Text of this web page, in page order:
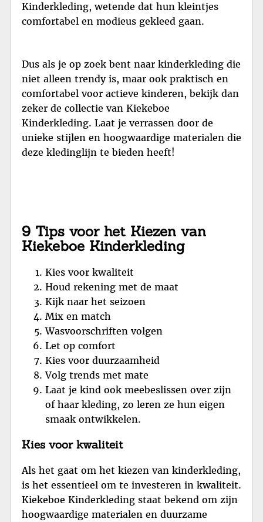
Kinderkleding, wetende dat hun kleintjes
comfortabel en modieus gekleed gaan.
Dus als je op zoek bent naar kinderkleding die
niet alleen trendy is, maar ook praktisch en
comfortabel voor actieve kinderen, bekijk dan
zeker de collectie van Kiekeboe
Kinderkleding. Laat je verrassen door de
unieke stijlen en hoogwaardige materialen die
deze kledinglijn te bieden heeft!
9 Tips voor het Kiezen van
Kiekeboe Kinderkleding
Kies voor kwaliteit
Houd rekening met de maat
Kijk naar het seizoen
Mix en match
Wasvoorschriften volgen
Let op comfort
Kies voor duurzaamheid
Volg trends met mate
Laat je kind ook meebeslissen over zijn
of haar kleding, zo leren ze hun eigen
smaak ontwikkelen.
Kies voor kwaliteit
Als het gaat om het kiezen van kinderkleding,
is het essentieel om te investeren in kwaliteit.
Kiekeboe Kinderkleding staat bekend om zijn
hoogwaardige materialen en duurzame